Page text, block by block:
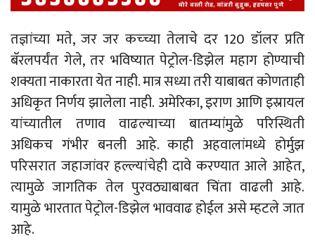
तज्ञांच्या मते, जर जर कच्च्या तेलाचे दर 120 डॉलर प्रति
बॅरलपर्यंत गेले, तर भविष्यात पेट्रोल-डिझेल महाग होण्याची
शक्यता नाकारता येत नाही. मात्र सध्या तरी याबाबत कोणताही
अधिकृत निर्णय झालेला नाही. अमेरिका, इराण आणि इस्रायल
यांच्यातील तणाव वाढल्याच्या बातम्यांमुळे परिस्थिती
अधिकच गंभीर बनली आहे. काही अहवालांमध्ये होर्मुझ
परिसरात जहाजांवर हल्ल्यांचेही दावे करण्यात आले आहेत,
त्यामुळे जागतिक तेल पुरवठ्याबाबत चिंता वाढली आहे.
यामुळे भारतात पेट्रोल-डिझेल भाववाढ होईल असे म्हटले जात
आहे.